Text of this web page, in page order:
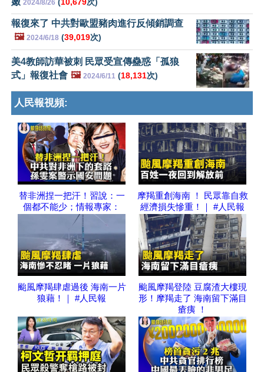
2024/8/26
報復來了 中共對歐盟豬肉進行反傾銷調查
🖼️ 2024/6/18 (39,019次)
美4教師訪華被刺 民眾受宣傳蠱惑「孤狼
式」報復社會 🖼️ 2024/6/11 (18,131次)
人民報視頻:
替非洲捏一把汗！習說：一
個都不能少；情報專家：
摩羯重創海南 ！ 民眾靠自救
經濟損失慘重！｜ #人民報
颱風摩羯肆虐過後 海南一片
狼藉！｜ #人民報
颱風摩羯登陸 豆腐渣大樓現
形！摩羯走了 海南留下滿目
瘡痍 ！